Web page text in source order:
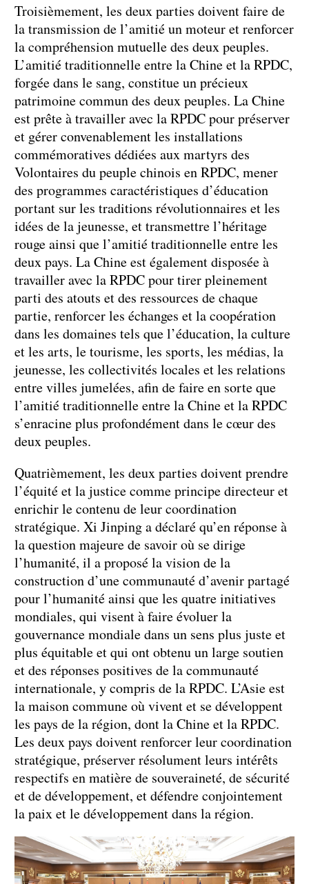
Troisièmement, les deux parties doivent faire de
la transmission de l’amitié un moteur et renforcer
la compréhension mutuelle des deux peuples.
L’amitié traditionnelle entre la Chine et la RPDC,
forgée dans le sang, constitue un précieux
patrimoine commun des deux peuples. La Chine
est prête à travailler avec la RPDC pour préserver
et gérer convenablement les installations
commémoratives dédiées aux martyrs des
Volontaires du peuple chinois en RPDC, mener
des programmes caractéristiques d’éducation
portant sur les traditions révolutionnaires et les
idées de la jeunesse, et transmettre l’héritage
rouge ainsi que l’amitié traditionnelle entre les
deux pays. La Chine est également disposée à
travailler avec la RPDC pour tirer pleinement
parti des atouts et des ressources de chaque
partie, renforcer les échanges et la coopération
dans les domaines tels que l’éducation, la culture
et les arts, le tourisme, les sports, les médias, la
jeunesse, les collectivités locales et les relations
entre villes jumelées, afin de faire en sorte que
l’amitié traditionnelle entre la Chine et la RPDC
s’enracine plus profondément dans le cœur des
deux peuples.
Quatrièmement, les deux parties doivent prendre
l’équité et la justice comme principe directeur et
enrichir le contenu de leur coordination
stratégique. Xi Jinping a déclaré qu’en réponse à
la question majeure de savoir où se dirige
l’humanité, il a proposé la vision de la
construction d’une communauté d’avenir partagé
pour l’humanité ainsi que les quatre initiatives
mondiales, qui visent à faire évoluer la
gouvernance mondiale dans un sens plus juste et
plus équitable et qui ont obtenu un large soutien
et des réponses positives de la communauté
internationale, y compris de la RPDC. L’Asie est
la maison commune où vivent et se développent
les pays de la région, dont la Chine et la RPDC.
Les deux pays doivent renforcer leur coordination
stratégique, préserver résolument leurs intérêts
respectifs en matière de souveraineté, de sécurité
et de développement, et défendre conjointement
la paix et le développement dans la région.